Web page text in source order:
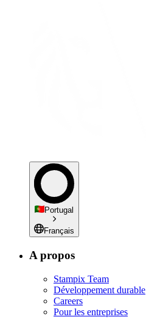
Portugal
Français
A propos
Stampix Team
Développement durable
Careers
Pour les entreprises